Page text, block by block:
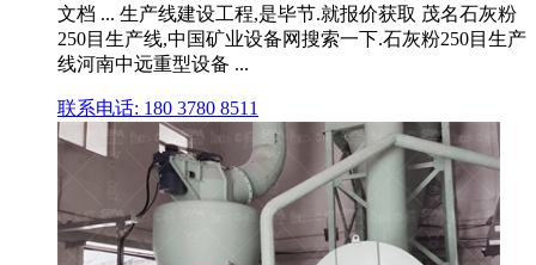
文档 ... 生产线建设工程,是毕节.就报价获取 茂名石灰粉
250目生产线,中国矿业设备网搜索一下.石灰粉250目生产
线河南中远重型设备 ...
联系电话: 180 3780 8511